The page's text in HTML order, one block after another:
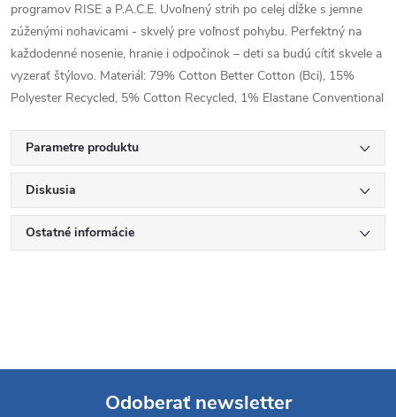
programov RISE a P.A.C.E. Uvoľnený strih po celej dĺžke s jemne
zúženými nohavicami - skvelý pre voľnosť pohybu. Perfektný na
každodenné nosenie, hranie i odpočinok – deti sa budú cítiť skvele a
vyzerať štýlovo. Materiál: 79% Cotton Better Cotton (Bci), 15%
Polyester Recycled, 5% Cotton Recycled, 1% Elastane Conventional
Parametre produktu
Diskusia
Ostatné informácie
Odoberať newsletter